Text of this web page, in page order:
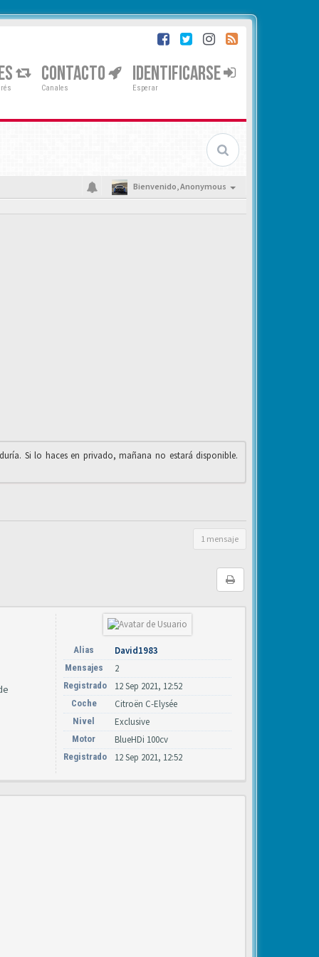
CONTACTO
Canales
IDENTIFICARSE
Esperar
Bienvenido,Anonymous
Si lo haces en privado, mañana no estará disponible.
1 mensaje
Alias David1983
Mensajes 2
Registrado 12 Sep 2021, 12:52
Coche Citroën C-Elysée
Nivel Exclusive
Motor BlueHDi 100cv
Registrado 12 Sep 2021, 12:52